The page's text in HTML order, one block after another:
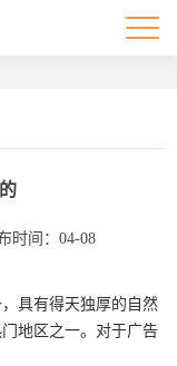
时间：04-08
具有得天独厚的自然
地区之一。对于广告